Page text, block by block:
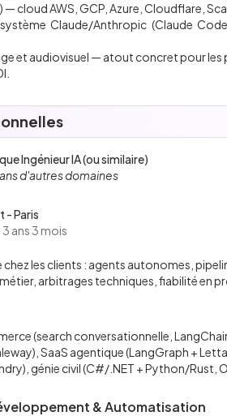
— cloud AWS, GCP, Azure, Cloudflare,
Claude/Anthropic (Claude
et audiovisuel — atout concret pour les
Ingénieur IA (ou similaire)
d'autres domaines
- Paris
ans 3 mois
chez les clients : agents autonomes,
arbitrages techniques, fiabilité en
(search conversationnelle,
SaaS agentique (LangGraph +
génie civil (C#/.NET + Python/Rust,
& Automatisation